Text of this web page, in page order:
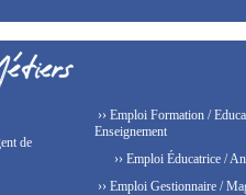
de
›› Emploi Formation /
Enseignement
›› Emploi Éducatrice /
›› Emploi Gestionnaire /